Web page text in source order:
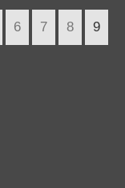
6 7 8 9